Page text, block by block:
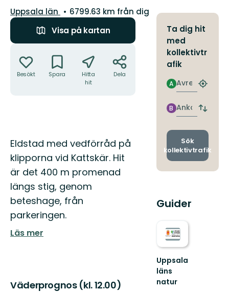
Län:
Uppsala län
6799.63 km från dig
Visa på kartan
Besökt Spara
Hitta
hit
Dela
Beskrivning
Eldstad med vedförråd på
klipporna vid Kattskär. Hit
är det 400 m promenad
längs stig, genom
beteshage, från
parkeringen.
Läs mer
Väderprognos (kl. 12.00)
Ta dig hit
med
kollektivtr
afik
Avresa
A
Hitta
Ankomst
B
Byt
och
Sök
kollektivtrafik
Guider
Uppsala
läns
natur